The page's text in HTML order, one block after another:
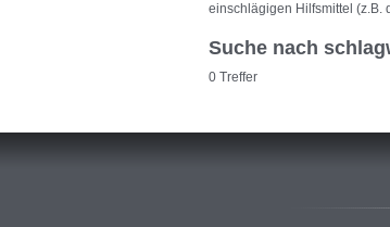
einschlägigen Hilfsmittel (z.B.
Suche nach
0 Treffer